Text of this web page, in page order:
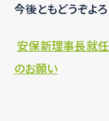
今後ともどうぞよろ
安保新理事長就
のお願い